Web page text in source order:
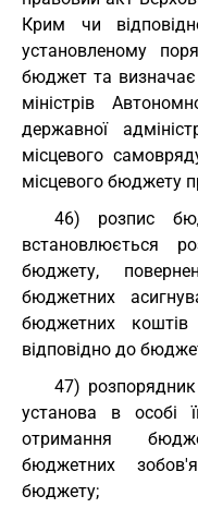
Крим чи
установленому
бюджет та
міністрів
державної
місцевого
місцевого бюджету
46) розпис
встановлюється
бюджету,
бюджетних
бюджетних
відповідно до
47)
установа в особі
отримання
бюджетних
бюджету;